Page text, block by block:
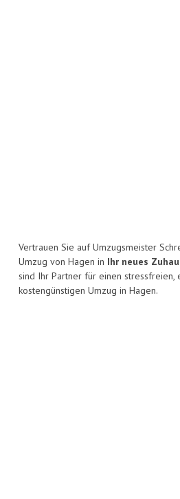
Vertrauen Sie auf Umzugsmeister
Umzug von Hagen in Ihr neues
sind Ihr Partner für einen stressfreien,
kostengünstigen Umzug in Hagen.